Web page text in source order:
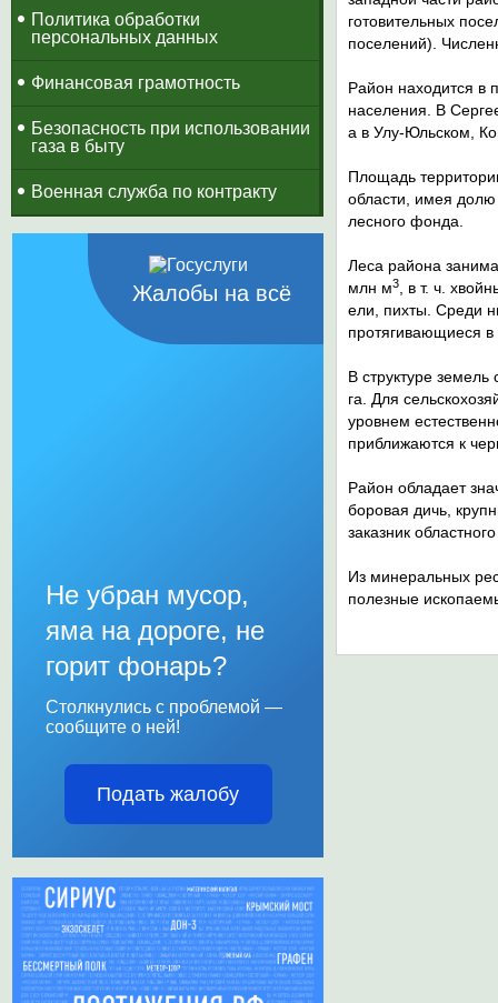
Политика обработки
персональных данных
Финансовая грамотность
Безопасность при использовании
газа в быту
Военная служба по контракту
Жалобы на всё
Не убран мусор,
яма на дороге, не
горит фонарь?
Столкнулись с проблемой —
сообщите о ней!
Подать жалобу
готовительных
поселений).
Район находится в
населения. В
а в Улу-Юльском,
Площадь
области, имея
лесного фонда.
Леса района
млн м3, в т. ч.
ели, пихты. Среди
протягивающиеся
В структуре
га. Для
уровнем
приближаются к
Район обладает
боровая дичь,
заказ­ник
Из минеральных
полезные